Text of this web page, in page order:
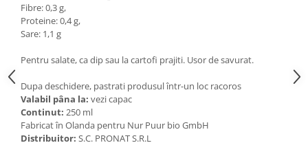
Fibre: 0,3 g,
Proteine: 0,4 g,
Sare: 1,1 g
Pentru salate, ca dip sau la cartofi prajiti. Usor de savurat.
Dupa deschidere, pastrati produsul într-un loc racoros
Valabil pâna la: vezi capac
Continut: 250 ml
Fabricat în Olanda pentru Nur Puur bio GmbH
Distribuitor: S.C. PRONAT S.R.L